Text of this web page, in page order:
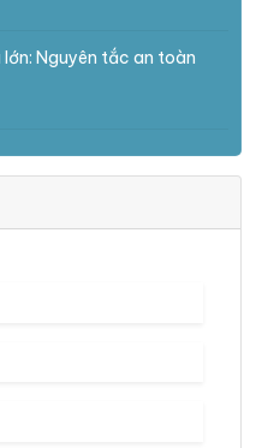
lớn: Nguyên tắc an toàn